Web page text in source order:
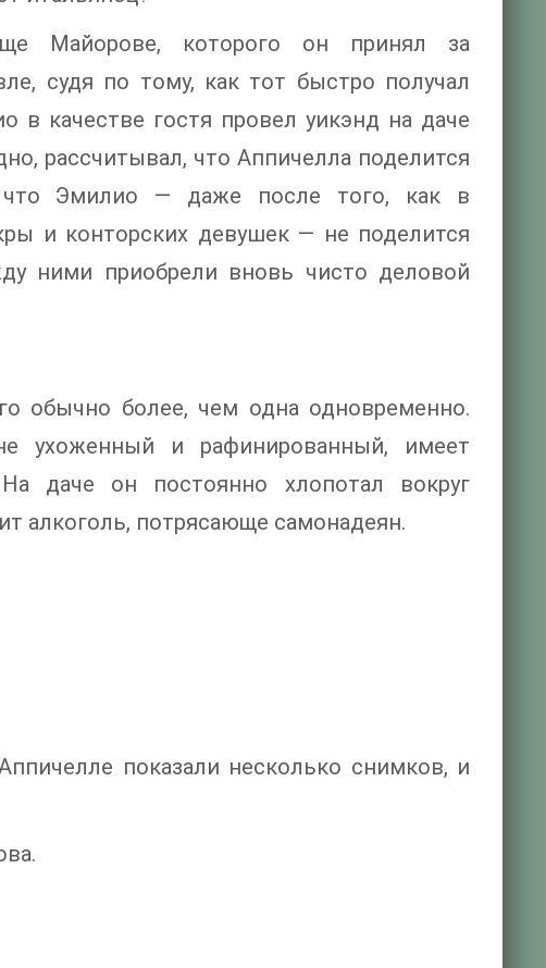
Майорове, которого он принял за
судя по тому, как тот быстро получал
в качестве гостя провел уикэнд на даче
рассчитывал, что Аппичелла поделится
что Эмилио — даже после того, как в
и конторских девушек — не поделится
ними приобрели вновь чисто деловой
обычно более, чем одна одновременно.
ухоженный и рафинированный, имеет
даче он постоянно хлопотал вокруг
алкоголь, потрясающе самонадеян.
показали несколько снимков, и